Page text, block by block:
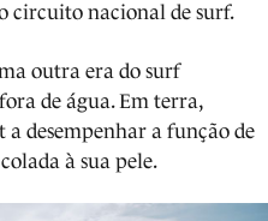
circuito nacional de surf.
outra era do surf
de água. Em terra,
desempenhar a função de
à sua pele.